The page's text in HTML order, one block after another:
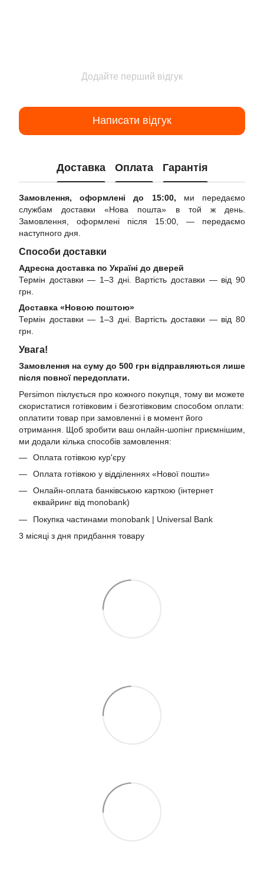
Додайте перший відгук
Написати відгук
Доставка Оплата Гарантія
Замовлення, оформлені до 15:00, ми передаємо
службам доставки «Нова пошта» в той ж день.
Замовлення, оформлені після 15:00, — передаємо
наступного дня.
Способи доставки
Адресна доставка по Україні до дверей
Термін доставки — 1–3 дні. Вартість доставки — від 90
грн.
Доставка «Новою поштою»
Термін доставки — 1–3 дні. Вартість доставки — від 80
грн.
Увага!
Замовлення на суму до 500 грн відправляються лише
після повної передоплати.
Persimon піклується про кожного покупця, тому ви можете
скористатися готівковим і безготівковим способом оплати:
оплатити товар при замовленні і в момент його
отримання. Щоб зробити ваш онлайн-шопінг приємнішим,
ми додали кілька способів замовлення:
Оплата готівкою кур'єру
Оплата готівкою у відділеннях «Нової пошти»
Онлайн-оплата банківською карткою (інтернет
еквайринг від monobank)
Покупка частинами monobank | Universal Bank
3 місяці з дня придбання товару